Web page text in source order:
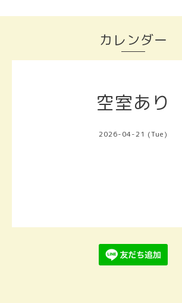
カレンダー
空室あり
2026-04-21 (Tue)